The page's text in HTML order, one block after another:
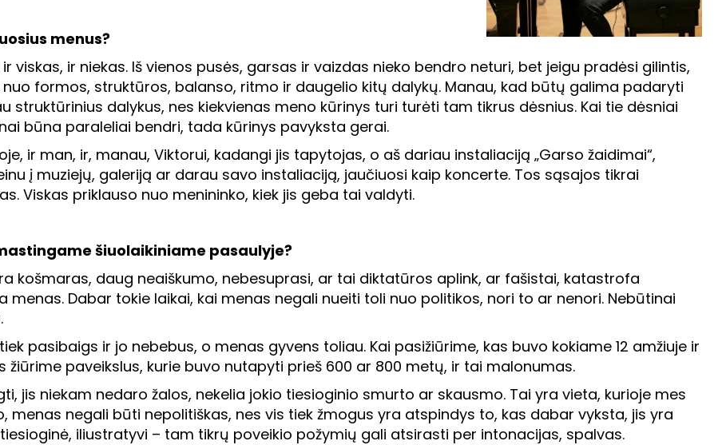
menus?
viskas, ir niekas. Iš vienos pusės, garsas ir vaizdas nieko bendro neturi, bet jeigu pradėsi gilintis,
formos, struktūros, balanso, ritmo ir daugelio kitų dalykų. Manau, kad būtų galima padaryti
struktūrinius dalykus, nes kiekvienas meno kūrinys turi turėti tam tikrus dėsnius. Kai tie dėsniai
būna paraleliai bendri, tada kūrinys pavyksta gerai.
ir man, ir, manau, Viktorui, kadangi jis tapytojas, o aš dariau instaliaciją „Garso žaidimai“,
į muziejų, galeriją ar darau savo instaliaciją, jaučiuosi kaip koncerte. Tos sąsajos tikrai
Viskas priklauso nuo menininko, kiek jis geba tai valdyti.
šiuolaikiniame pasaulyje?
košmaras, daug neaiškumo, nebesuprasi, ar tai diktatūros aplink, ar fašistai, katastrofa
menas. Dabar tokie laikai, kai menas negali nueiti toli nuo politikos, nori to ar nenori. Nebūtinai
pasibaigs ir jo nebebus, o menas gyvens toliau. Kai pasižiūrime, kas buvo kokiame 12 amžiuje ir
žiūrime paveikslus, kurie buvo nutapyti prieš 600 ar 800 metų, ir tai malonumas.
jis niekam nedaro žalos, nekelia jokio tiesioginio smurto ar skausmo. Tai yra vieta, kurioje mes
menas negali būti nepolitiškas, nes vis tiek žmogus yra atspindys to, kas dabar vyksta, jis yra
iliustratyvi – tam tikrų poveikio požymių gali atsirasti per intonacijas, spalvas.